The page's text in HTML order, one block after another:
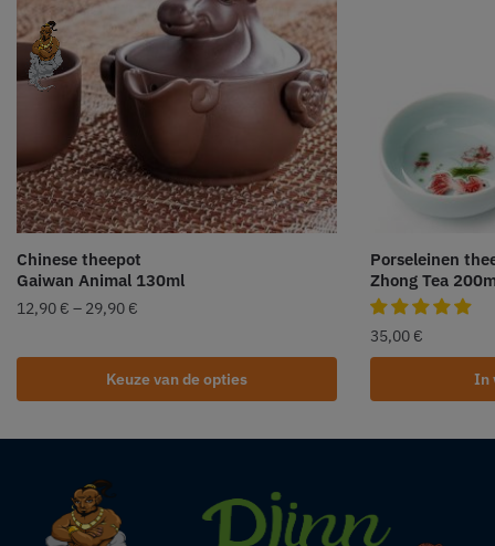
Chinese theepot
Gaiwan Animal 130ml
12,90 € – 29,90 €
Keuze van de opties
Porseleinen
Zhong Tea
35,00 €
In